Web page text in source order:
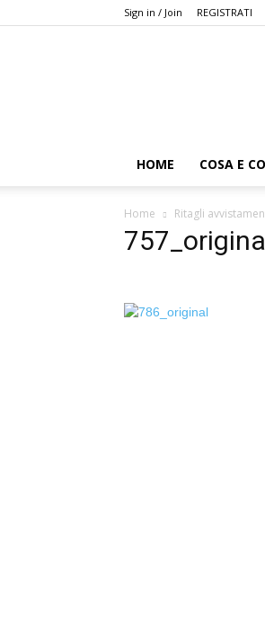
Sign in / Join REGISTRATI
HOME COSA E
Home Ritagli